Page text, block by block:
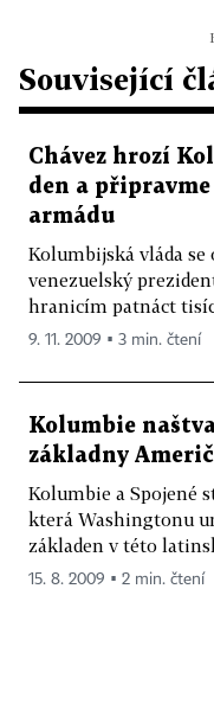
Související
Chávez hrozí
den a připravme
armádu
Kolumbijská vláda se
venezuelský
hranicím patnáct
9. 11. 2009 ▪ 3 min. čtení
Kolumbie
základny
Kolumbie a Spojené
která Washingtonu
základen v této
15. 8. 2009 ▪ 2 min. čtení